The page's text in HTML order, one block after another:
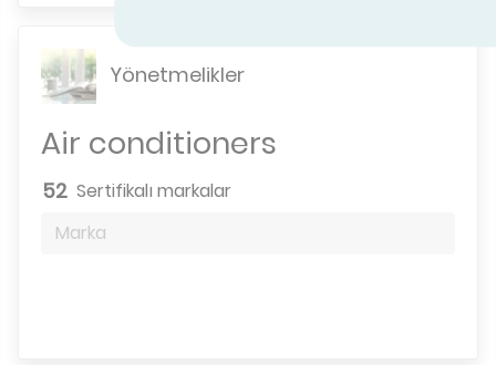
Yönetmelikler
Air conditioners
52 Sertifikalı markalar
Marka